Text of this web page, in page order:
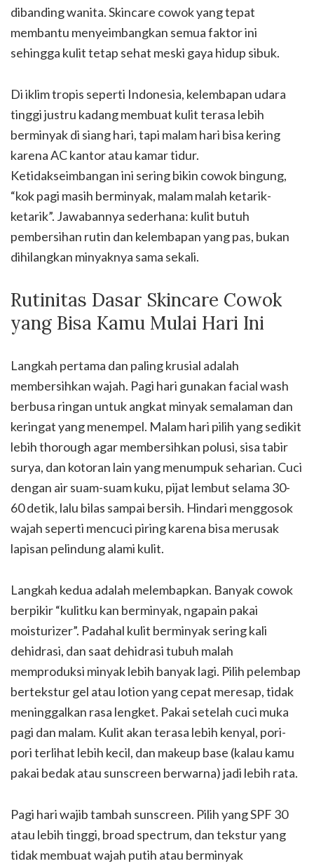
dibanding wanita. Skincare cowok yang tepat
membantu menyeimbangkan semua faktor ini
sehingga kulit tetap sehat meski gaya hidup sibuk.
Di iklim tropis seperti Indonesia, kelembapan udara
tinggi justru kadang membuat kulit terasa lebih
berminyak di siang hari, tapi malam hari bisa kering
karena AC kantor atau kamar tidur.
Ketidakseimbangan ini sering bikin cowok bingung,
“kok pagi masih berminyak, malam malah ketarik-
ketarik”. Jawabannya sederhana: kulit butuh
pembersihan rutin dan kelembapan yang pas, bukan
dihilangkan minyaknya sama sekali.
Rutinitas Dasar Skincare Cowok
yang Bisa Kamu Mulai Hari Ini
Langkah pertama dan paling krusial adalah
membersihkan wajah. Pagi hari gunakan facial wash
berbusa ringan untuk angkat minyak semalaman dan
keringat yang menempel. Malam hari pilih yang sedikit
lebih thorough agar membersihkan polusi, sisa tabir
surya, dan kotoran lain yang menumpuk seharian. Cuci
dengan air suam-suam kuku, pijat lembut selama 30-
60 detik, lalu bilas sampai bersih. Hindari menggosok
wajah seperti mencuci piring karena bisa merusak
lapisan pelindung alami kulit.
Langkah kedua adalah melembapkan. Banyak cowok
berpikir “kulitku kan berminyak, ngapain pakai
moisturizer”. Padahal kulit berminyak sering kali
dehidrasi, dan saat dehidrasi tubuh malah
memproduksi minyak lebih banyak lagi. Pilih pelembap
bertekstur gel atau lotion yang cepat meresap, tidak
meninggalkan rasa lengket. Pakai setelah cuci muka
pagi dan malam. Kulit akan terasa lebih kenyal, pori-
pori terlihat lebih kecil, dan makeup base (kalau kamu
pakai bedak atau sunscreen berwarna) jadi lebih rata.
Pagi hari wajib tambah sunscreen. Pilih yang SPF 30
atau lebih tinggi, broad spectrum, dan tekstur yang
tidak membuat wajah putih atau berminyak